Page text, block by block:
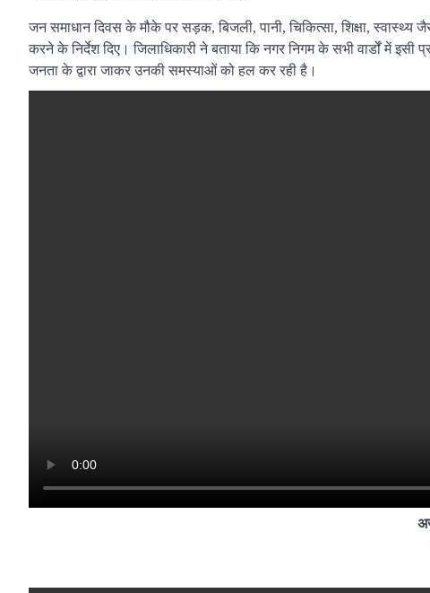
जन समाधान दिवस के मौके पर सड़क, बिजली, पानी, चिकित्सा, शिक्षा, स्वास्थ्य
करने के निर्देश दिए। जिलाधिकारी ने बताया कि नगर निगम के सभी वार्डों में
जनता के द्वारा जाकर उनकी समस्याओं को हल कर रही है।